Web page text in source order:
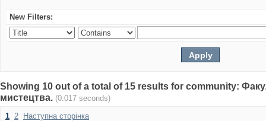
New Filters:
Showing 10 out of a total of 15 results for community:
мистецтва. (0.017 seconds)
1 2 Наступна сторінка